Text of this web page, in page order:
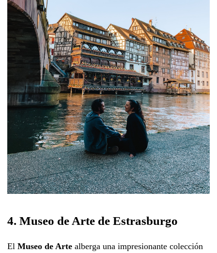
4. Museo de Arte de Estrasburgo
El Museo de Arte alberga una impresionante colección